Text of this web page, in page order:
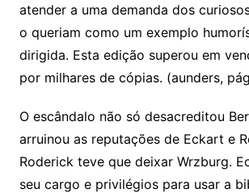
atender a uma demanda dos
o queriam como um exemplo
dirigida. Esta edição superou em
por milhares de cópias. (aunders,
O escândalo não só desacreditou
arruinou as reputações de Eckart e
Roderick teve que deixar Wrzburg.
seu cargo e privilégios para usar a